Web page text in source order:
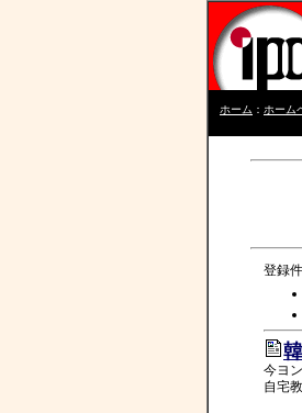
ホーム ： ホーム
登録
今ヨ
自宅